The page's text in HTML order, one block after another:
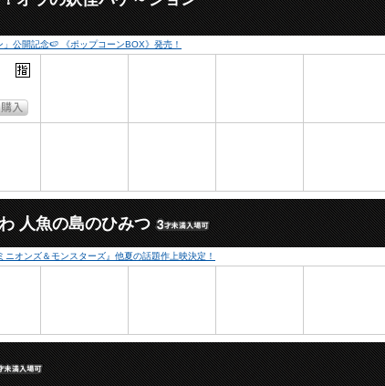
公開記念🍉 《ポップコーンBOX》発売！
人魚の島のひみつ
オンズ＆モンスターズ』他夏の話題作上映決定！